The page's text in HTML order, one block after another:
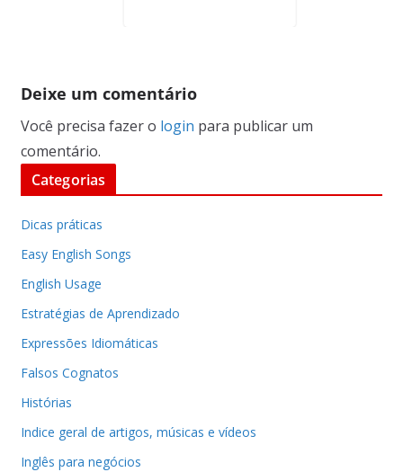
Deixe um comentário
Você precisa fazer o login para publicar um
comentário.
Categorias
Dicas práticas
Easy English Songs
English Usage
Estratégias de Aprendizado
Expressões Idiomáticas
Falsos Cognatos
Histórias
Indice geral de artigos, músicas e vídeos
Inglês para negócios